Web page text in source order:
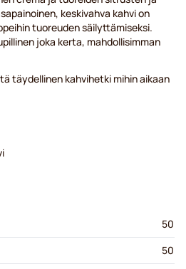
keskivahva kahvi on
tuoreuden säilyttämiseksi.
joka kerta, mahdollisimman
täydellinen kahvihetki mihin aikaan
50
50